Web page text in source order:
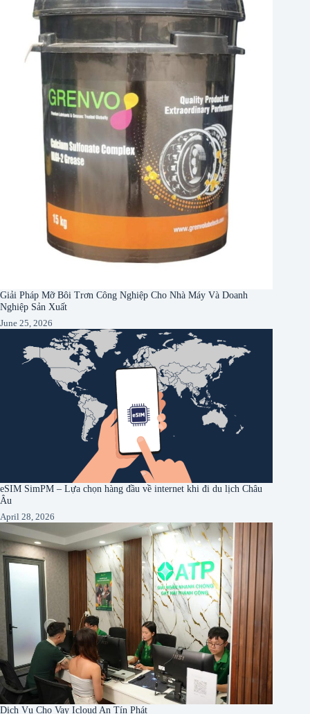
Giải Pháp Mỡ Bôi Trơn Công Nghiệp Cho Nhà Máy Và Doanh
Nghiệp Sản Xuất
June 25, 2026
eSIM SimPM – Lựa chọn hàng đầu về internet khi đi du lịch Châu
Âu
April 28, 2026
Dịch Vụ Cho Vay Icloud An Tín Phát